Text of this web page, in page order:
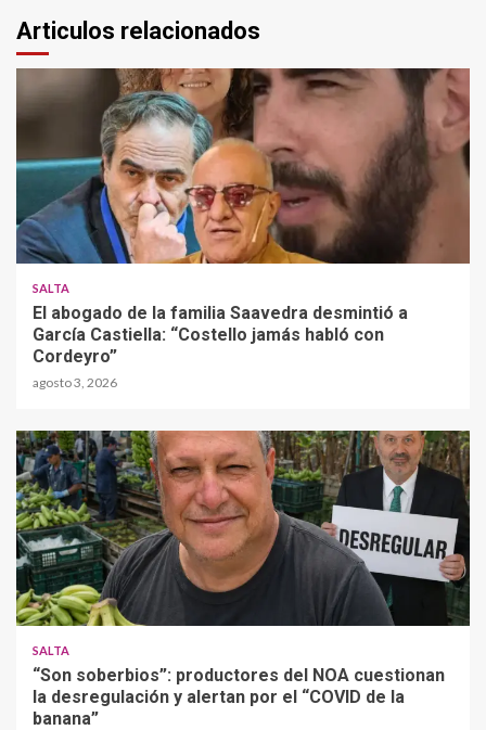
Articulos relacionados
SALTA
El abogado de la familia Saavedra desmintió a
García Castiella: “Costello jamás habló con
Cordeyro”
agosto 3, 2026
SALTA
“Son soberbios”: productores del NOA cuestionan
la desregulación y alertan por el “COVID de la
banana”